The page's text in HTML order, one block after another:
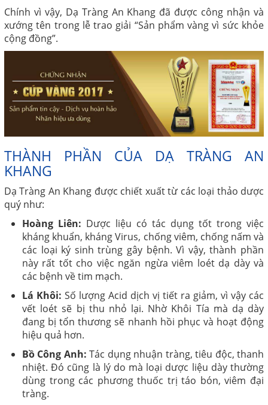
Chính vì vậy, Dạ Tràng An Khang đã được công nhận và
xướng tên trong lễ trao giải “Sản phẩm vàng vì sức khỏe
cộng đồng”.
THÀNH PHẦN CỦA DẠ TRÀNG AN
KHANG
Dạ Tràng An Khang được chiết xuất từ các loại thảo dược
quý như:
Hoàng Liên: Dược liệu có tác dụng tốt trong việc
kháng khuẩn, kháng Virus, chống viêm, chống nấm và
các loại ký sinh trùng gây bệnh. Vì vậy, thành phần
này rất tốt cho việc ngăn ngừa viêm loét dạ dày và
các bệnh về tim mạch.
Lá Khôi: Số lượng Acid dịch vị tiết ra giảm, vì vậy các
vết loét sẽ bị thu nhỏ lại. Nhờ Khôi Tía mà dạ dày
đang bị tổn thương sẽ nhanh hồi phục và hoạt động
hiệu quả hơn.
Bồ Công Anh:Tác dụng nhuận tràng, tiêu độc, thanh
nhiệt. Đó cũng là lý do mà loại dược liệu dày thường
dùng trong các phương thuốc trị táo bón, viêm đại
tràng.